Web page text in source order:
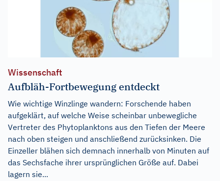
Wissenschaft
Aufbläh-Fortbewegung entdeckt
Wie wichtige Winzlinge wandern: Forschende haben
aufgeklärt, auf welche Weise scheinbar unbewegliche
Vertreter des Phytoplanktons aus den Tiefen der Meere
nach oben steigen und anschließend zurücksinken. Die
Einzeller blähen sich demnach innerhalb von Minuten auf
das Sechsfache ihrer ursprünglichen Größe auf. Dabei
lagern sie...